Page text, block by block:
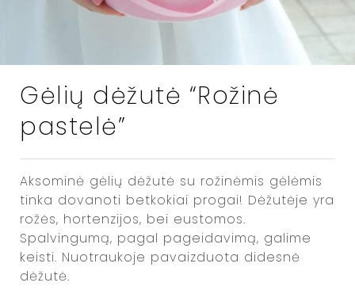
Gėlių dėžutė “Rožinė
pastelė”
Aksominė gėlių dėžutė su rožinėmis gėlėmis
tinka dovanoti betkokiai progai! Dėžutėje yra
rožės, hortenzijos, bei eustomos.
Spalvingumą, pagal pageidavimą, galime
keisti. Nuotraukoje pavaizduota didesnė
dėžutė.